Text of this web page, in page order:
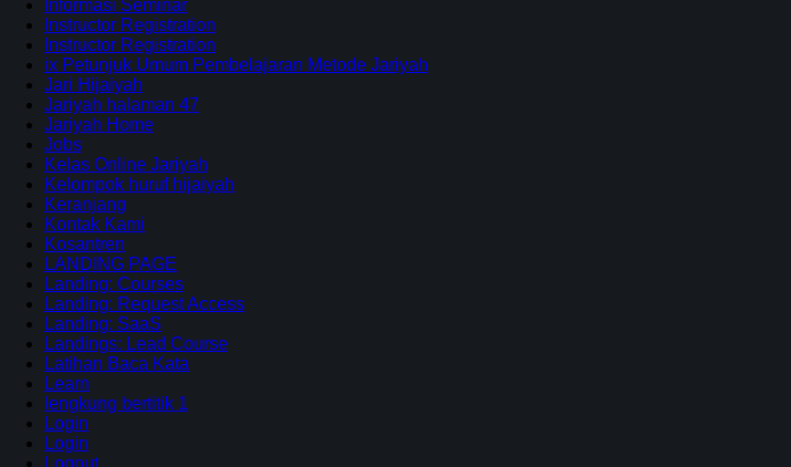
Informasi Seminar
Instructor Registration
Instructor Registration
ix Petunjuk Umum Pembelajaran Metode Jariyah
Jari Hijaiyah
Jariyah halaman 47
Jariyah Home
Jobs
Kelas Online Jariyah
Kelompok huruf hijaiyah
Keranjang
Kontak Kami
Kosantren
LANDING PAGE
Landing: Courses
Landing: Request Access
Landing: SaaS
Landings: Lead Course
Latihan Baca Kata
Learn
lengkung bertitik 1
Login
Login
Logout